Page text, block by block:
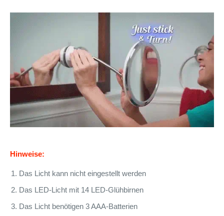
Hinweise:
Das Licht kann nicht eingestellt werden
Das LED-Licht mit 14 LED-Glühbirnen
Das Licht benötigen 3 AAA-Batterien